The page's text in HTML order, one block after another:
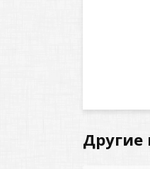
Другие